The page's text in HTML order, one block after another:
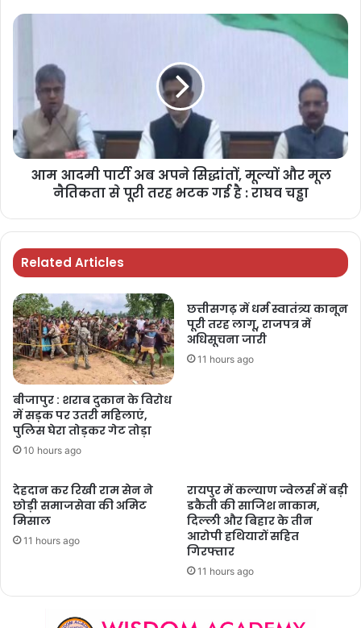
आम आदमी पार्टी अब अपने सिद्धांतों, मूल्यों और मूल
नैतिकता से पूरी तरह भटक गई है : राघव चड्ढा
Related Articles
बीजापुर : शराब दुकान के विरोध
में सड़क पर उतरी महिलाएं,
पुलिस घेरा तोड़कर गेट तोड़ा
10 hours ago
छत्तीसगढ़ में धर्म स्वातंत्र्य कानून
पूरी तरह लागू, राजपत्र में
अधिसूचना जारी
11 hours ago
देहदान कर रिखी राम सेन ने
छोड़ी समाजसेवा की अमिट
मिसाल
11 hours ago
रायपुर में कल्याण ज्वेलर्स में बड़ी
डकैती की साजिश नाकाम,
दिल्ली और बिहार के तीन
आरोपी हथियारों सहित
गिरफ्तार
11 hours ago